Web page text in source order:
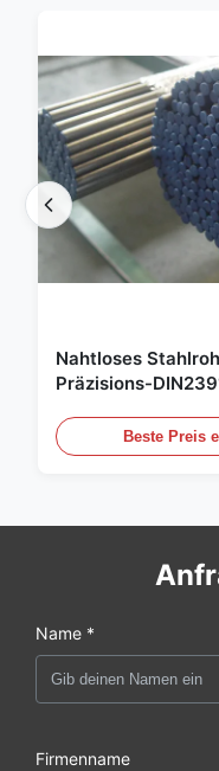
Nahtloses
Präzisions-
Beste Preis
Name *
Firmenname